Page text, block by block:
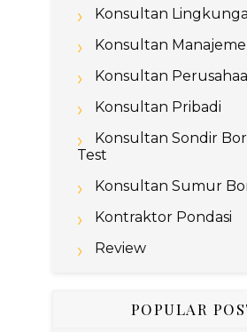
Konsultan
Konsultan
Konsultan
Konsultan Pribadi
Konsultan Sondir
Test
Konsultan Sumur
Kontraktor Pondasi
Review
POPULAR